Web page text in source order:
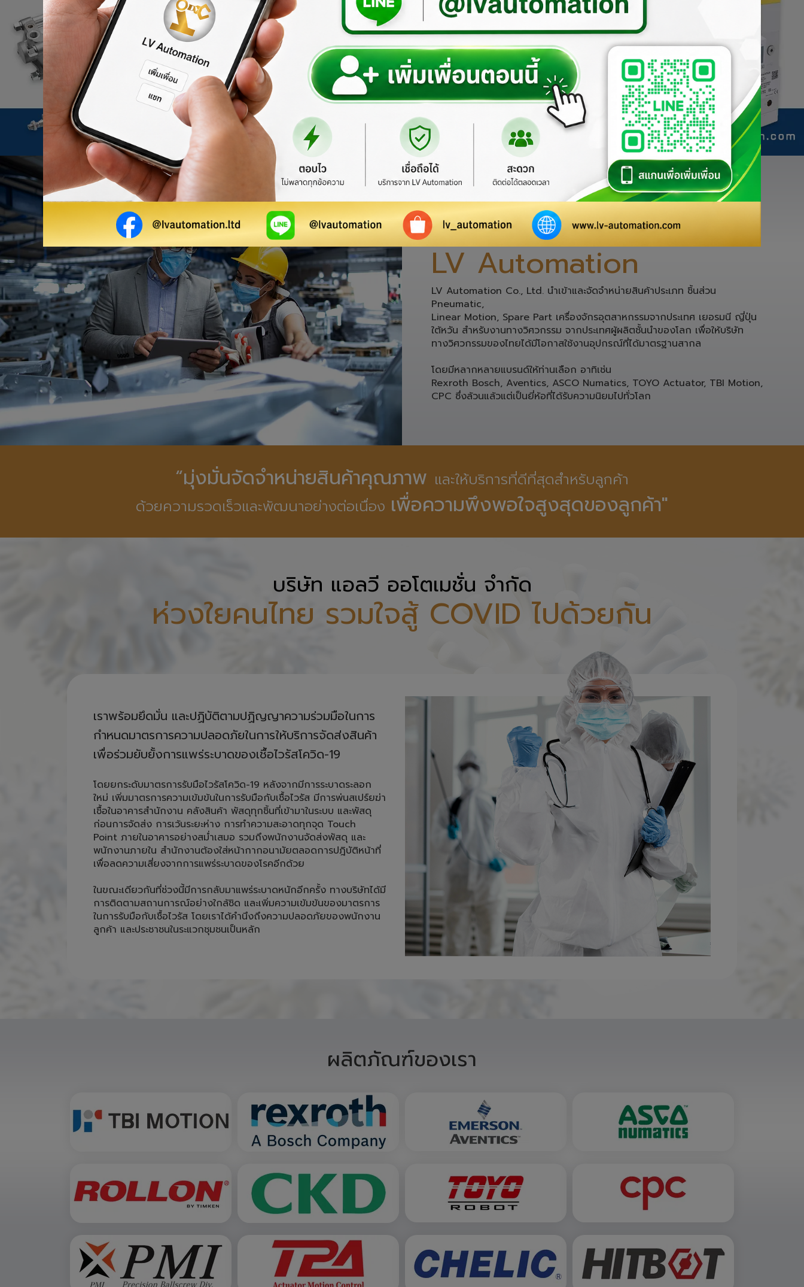
ยินดีต้อนรับสู่
เว็บไซต์อย่างเป็นทางการของ
LV Automation
LV Automation Co., Ltd. นำเข้าและจัดจำหน่ายสินค้าประเภท ชิ้นส่วน
Pneumatic,
Linear Motion, Spare Part เครื่องจักรอุตสาหกรรมจากประเทศ เยอรมนี ญี่ปุ่น
ใต้หวัน สำหรับงานทางวิศวกรรม จากประเทศผู้ผลิตชั้นนำของโลก เพื่อให้บริษัท
ทางวิศวกรรมของไทยได้มีโอกาสใช้งานอุปกรณ์ที่ได้มาตรฐานสากล
โดยมีหลากหลายแบรนด์ให้ท่านเลือก อาทิเช่น
Rexroth Bosch, Aventics, ASCO Numatics, TOYO Actuator, TBI Motion,
CPC ซึ่งล้วนแล้วแต่เป็นยี่ห้อที่ได้รับความนิยมไปทั่วโลก
“มุ่งมั่นจัดจำหน่ายสินค้าคุณภาพ และให้บริการที่ดีที่สุดสำหรับลูกค้า
ด้วยความรวดเร็วและพัฒนาอย่างต่อเนื่อง เพื่อความพึงพอใจสูงสุดของลูกค้า"
บริษัท แอลวี ออโตเมชั่น จำกัด
ห่วงใยคนไทย รวมใจสู้ COVID ไปด้วยกัน
เราพร้อมยึดมั่น และปฏิบัติตามปฏิญญาความร่วมมือในการ
กำหนดมาตรการความปลอดภัยในการให้บริการจัดส่งสินค้า
เพื่อร่วมยับยั้งการแพร่ระบาดของเชื้อไวรัสโควิด-19
โดยยกระดับมาตรการรับมือไวรัสโควิด-19 หลังจากมีการระบาดระลอก
ใหม่ เพิ่มมาตรการความเข้มข้นในการรับมือกับเชื้อไวรัส มีการพ่นสเปร์ยฆ่า
เชื้อในอาคารสำนักงาน คลังสินค้า พัสดุทุกชิ้นที่เข้ามาในระบบ และพัสดุ
ก่อนการจัดส่ง การเว้นระยะห่าง การทำความสะอาดทุกจุด Touch
Point ภายในอาคารอย่างสม่ำเสมอ รวมถึงพนักงานจัดส่งพัสดุ และ
พนักงานภายใน สำนักงานต้องใส่หน้ากากอนามัยตลอดการปฎิบัติหน้าที่
เพื่อลดความเสี่ยงจากการแพร่ระบาดของโรคอีกด้วย
ในขณะเดียวกันที่ช่วงนี้มีการกลับมาแพร่ระบาดหนักอีกครั้ง ทางบริษัทได้มี
การติดตามสถานการณ์อย่างใกล้ชิด และเพิ่มความเข้มข้นของมาตรการ
ในการรับมือกับเชื้อไวรัส โดยเราได้คำนึงถึงความปลอดภัยของพนักงาน
ลูกค้า และประชาชนในระแวกชุมชนเป็นหลัก
ผลิตภัณฑ์ของเรา